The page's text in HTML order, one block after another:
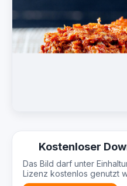
Kostenloser
Das Bild darf unter
Lizenz kostenlos genutzt